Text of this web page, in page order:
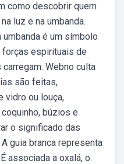
como descobrir quem
luz e na umbanda.
umbanda é um símbolo
forças espirituais de
Webno culta
são feitas,
vidro ou louça,
búzios e
o significado das
guia branca representa
associada a oxalá, o.